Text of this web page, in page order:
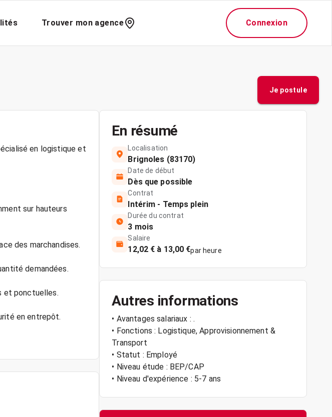
Trouver mon agence Connexion
Je postule
en logistique et
sur hauteurs
des marchandises.
demandées.
et ponctuelles.
en entrepôt.
En résumé
Localisation
Brignoles (83170)
Date de début
Dès que possible
Contrat
Intérim - Temps plein
Durée du contrat
3 mois
Salaire
12,02 € à 13,00 €par heure
Autres informations
• Avantages salariaux : .
• Fonctions : Logistique, Approvisionnement &
Transport
• Statut : Employé
• Niveau étude : BEP/CAP
• Niveau d'expérience : 5-7 ans